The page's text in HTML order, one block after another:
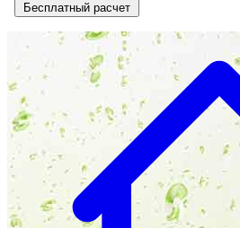
Бесплатный расчет